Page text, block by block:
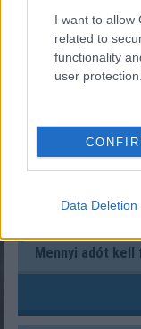
I want to allow
related to
functionality
user protection.
Data Deletion
Mennyi adót